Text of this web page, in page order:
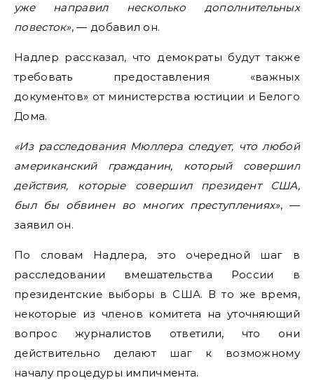
уже направил несколько дополнительных
повесток», — добавил он.
Надлер рассказал, что демократы будут также
требовать предоставления «важных
документов» от министерства юстиции и Белого
Дома.
«Из расследования Мюллера следует, что любой
американский гражданин, который совершил
действия, которые совершил президент США,
был бы обвинен во многих преступлениях», —
заявил он.
По словам Надлера, это очередной шаг в
расследовании вмешательства России в
президентские выборы в США. В то же время,
некоторые из членов комитета на уточняющий
вопрос журналистов ответили, что они
действительно делают шаг к возможному
началу процедуры импичмента.